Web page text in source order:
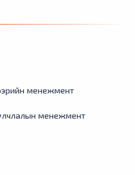
менежмент
менежмент